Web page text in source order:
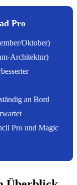
Pro
Oktober)
Architektur)
an Bord
Pro und Magic